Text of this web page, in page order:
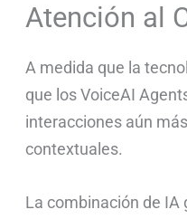
Atención al
A medida que la
que los VoiceAI
interacciones aún
contextuales.
La combinación de IA